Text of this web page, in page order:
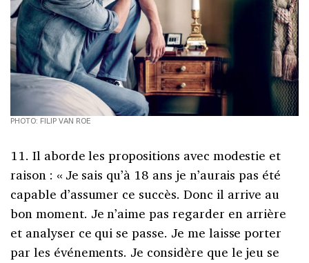
PHOTO: FILIP VAN ROE
11. Il aborde les propositions avec modestie et
raison : « Je sais qu’à 18 ans je n’aurais pas été
capable d’assumer ce succès. Donc il arrive au
bon moment. Je n’aime pas regarder en arrière
et analyser ce qui se passe. Je me laisse porter
par les événements. Je considère que le jeu se